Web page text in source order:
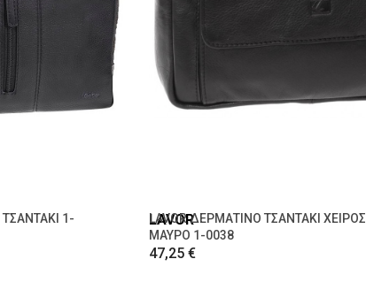
1-
LAVOR
LAVOR ΔΕΡΜΑΤΙΝΟ ΤΣΑΝΤΑΚΙ ΧΕΙΡΟΣ
ΜΑΥΡΟ 1-0038
47,25 €